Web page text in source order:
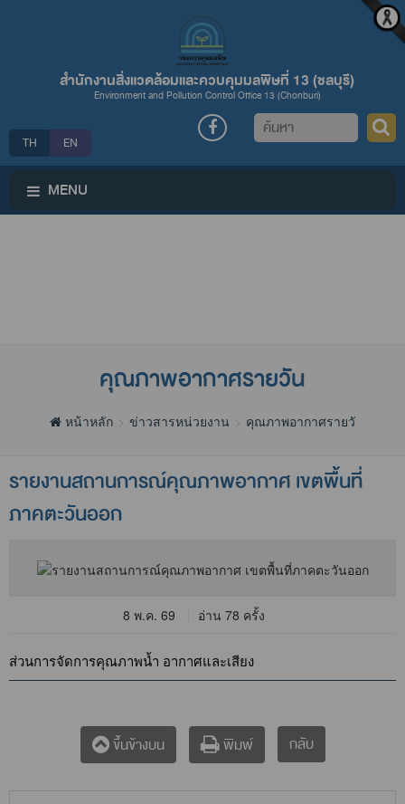
สำนักงานสิ่งแวดล้อมและควบคุมมลพิษที่ 13 (ชลบุรี)
Environment and Pollution Control Office 13 (Chonburi)
TH EN
ค้นหา
MENU
คุณภาพอากาศรายวัน
หน้าหลัก ข่าวสารหน่วยงาน คุณภาพอากาศรายวัน
รายงานสถานการณ์คุณภาพอากาศ เขตพื้นที่
ภาคตะวันออก
8 พ.ค. 69 อ่าน 78 ครั้ง
ส่วนการจัดการคุณภาพน้ำ อากาศและเสียง
ขึ้นข้างบน พิมพ์ กลับ